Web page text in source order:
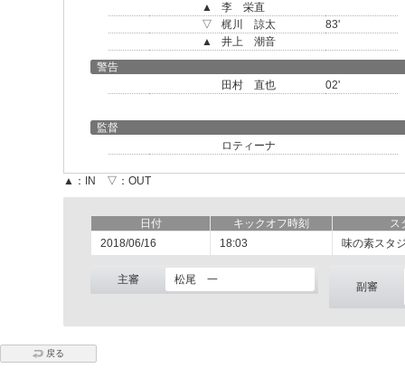
▲
李 栄直
▽
梶川 諒太
83'
▲
井上 潮音
警告
田村 直也
02'
監督
ロティーナ
▲：IN ▽：OUT
日付 キックオフ時刻
ス
2018/06/16
18:03 味の素スタ
主審 松尾 一
副審
戻る